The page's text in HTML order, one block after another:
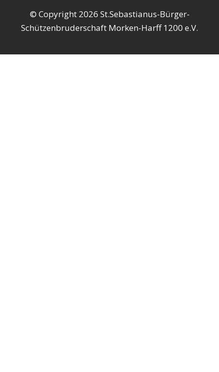
© Copyright 2026 St.Sebastianus-Bürger-
Schützenbruderschaft Morken-Harff 1200 e.V.